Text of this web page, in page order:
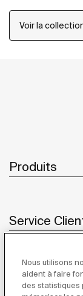
Voir la
Produits
Service
À propos de
Nous utilisons
aident à faire
des statistiques